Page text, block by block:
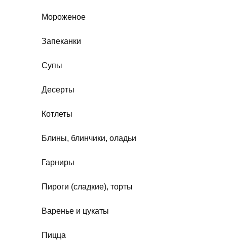
Мороженое
Запеканки
Супы
Десерты
Котлеты
Блины, блинчики, оладьи
Гарниры
Пироги (сладкие), торты
Варенье и цукаты
Пицца